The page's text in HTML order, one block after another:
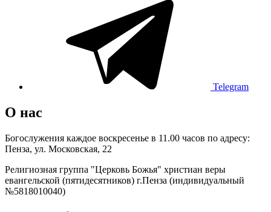
Telegram
О нас
Богослужения каждое воскресенье в 11.00 часов по адресу:
Пенза, ул. Московская, 22
Религиозная группа "Церковь Божья" христиан веры
евангельской (пятидесятников) г.Пенза (индивидуальный
№5818010040)